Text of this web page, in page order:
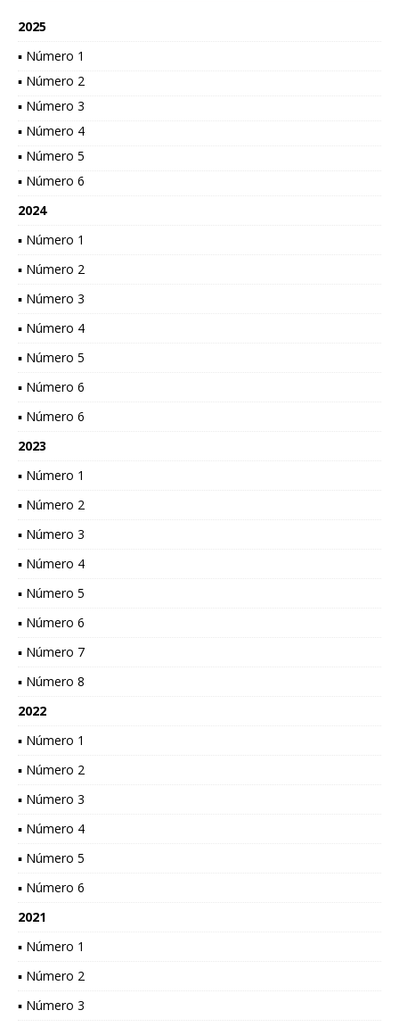
2025
▪ Número 1
▪ Número 2
▪ Número 3
▪ Número 4
▪ Número 5
▪ Número 6
2024
▪ Número 1
▪ Número 2
▪ Número 3
▪ Número 4
▪ Número 5
▪ Número 6
▪ Número 6
2023
▪ Número 1
▪ Número 2
▪ Número 3
▪ Número 4
▪ Número 5
▪ Número 6
▪ Número 7
▪ Número 8
2022
▪ Número 1
▪ Número 2
▪ Número 3
▪ Número 4
▪ Número 5
▪ Número 6
2021
▪ Número 1
▪ Número 2
▪ Número 3